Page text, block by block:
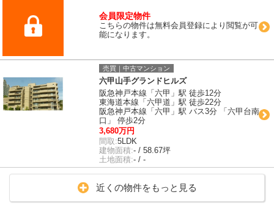
会員限定物件
こちらの物件は無料会員登録により閲覧が可
能になります。
売買｜中古マンション
六甲山手グランドヒルズ
阪急神戸本線「六甲」駅 徒歩12分
東海道本線「六甲道」駅 徒歩22分
阪急神戸本線「六甲」駅 バス3分 「六甲台南
口」 停歩2分
3,680万円
間取:5LDK
建物面積:- / 58.67坪
土地面積:- / -
近くの物件をもっと見る